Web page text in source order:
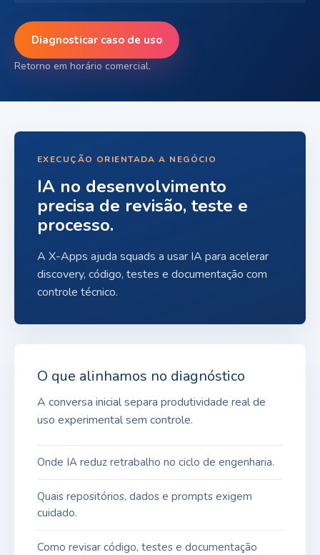
Diagnosticar caso de uso
Retorno em horário comercial.
EXECUÇÃO ORIENTADA A NEGÓCIO
IA no desenvolvimento
precisa de revisão, teste e
processo.
A X-Apps ajuda squads a usar IA para acelerar
discovery, código, testes e documentação com
controle técnico.
O que alinhamos no diagnóstico
A conversa inicial separa produtividade real de
uso experimental sem controle.
Onde IA reduz retrabalho no ciclo de engenharia.
Quais repositórios, dados e prompts exigem
cuidado.
Como revisar código, testes e documentação